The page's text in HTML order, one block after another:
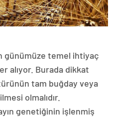
günümüze temel ihtiyaç
alıyor. Burada dikkat
tam buğday veya
olmalıdır.
genetiğinin işlenmiş